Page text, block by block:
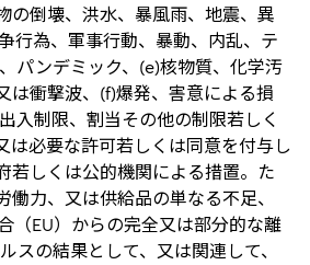
の倒壊、洪水、暴風雨、地震、異
行為、軍事行動、暴動、内乱、テ
パンデミック、(e)核物質、化学汚
は衝撃波、(f)爆発、害意による損
入制限、割当その他の制限若しく
は必要な許可若しくは同意を付与し
若しくは公的機関による措置。た
働力、又は供給品の単なる不足、
（EU）からの完全又は部分的な離
スの結果として、又は関連して、